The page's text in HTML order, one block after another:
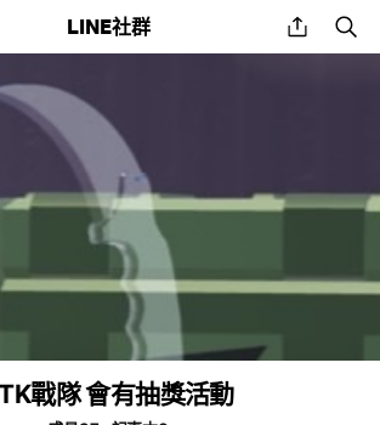
LINE社群 share
戰隊 會有抽獎活動